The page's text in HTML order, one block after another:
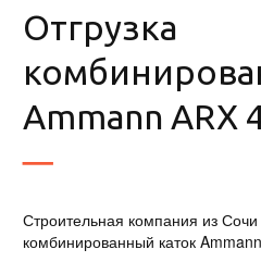
Отгрузка
Ammann ARX
Строительная компания из
комбинированный каток